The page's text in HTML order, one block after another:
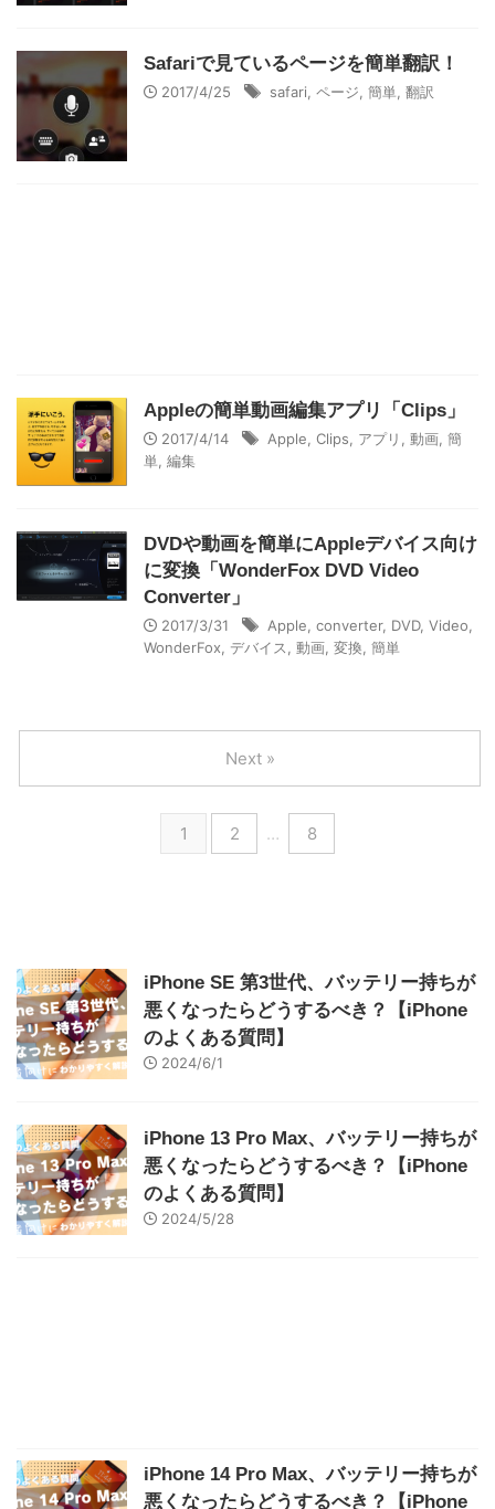
Safariで見ているページを簡単翻訳！
2017/4/25 safari ページ 簡単 翻訳
Appleの簡単動画編集アプリ「Clips」
2017/4/14 Apple Clips アプリ 動画 簡
単 編集
DVDや動画を簡単にAppleデバイス向け
に変換「WonderFox DVD Video
Converter」
2017/3/31 Apple converter, DVD, Video
WonderFox
デバイス 動画 変換 簡単
1 2 … 8
Next »
iPhone SE 第3世代、バッテリー持ちが
悪くなったらどうするべき？【iPhone
のよくある質問】
2024/6/1
iPhone 13 Pro Max、バッテリー持ちが
悪くなったらどうするべき？【iPhone
のよくある質問】
2024/5/28
iPhone 14 Pro Max、バッテリー持ちが
悪くなったらどうするべき？【iPhone